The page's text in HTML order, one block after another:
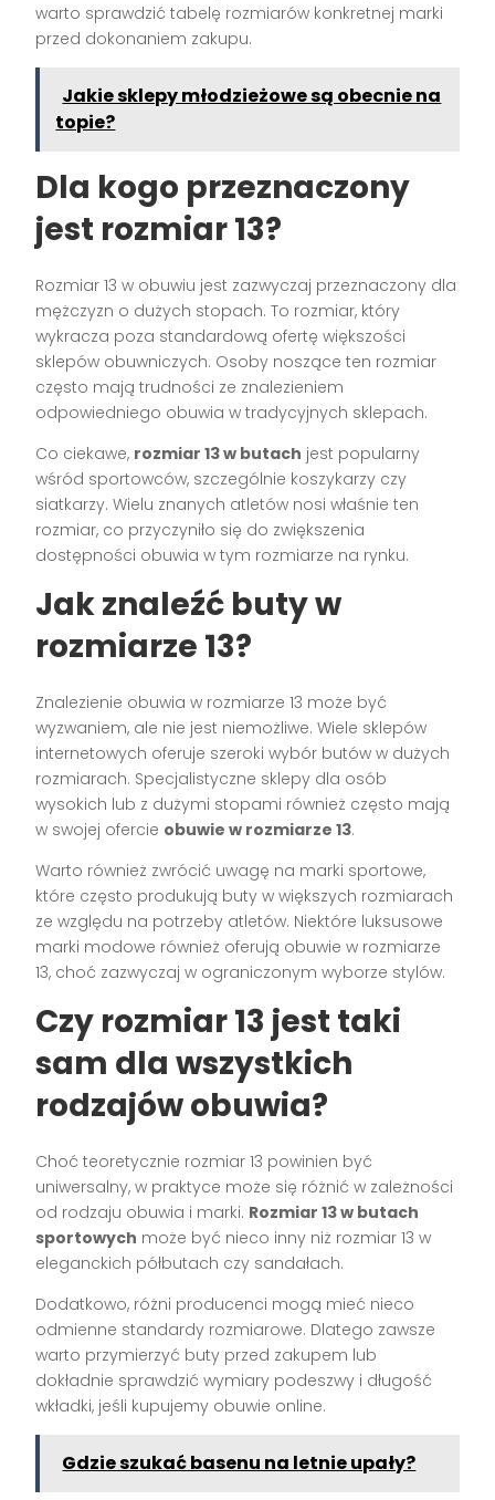
warto sprawdzić tabelę rozmiarów konkretnej marki
przed dokonaniem zakupu.
Jakie sklepy młodzieżowe są obecnie na
topie?
Dla kogo przeznaczony
jest rozmiar 13?
Rozmiar 13 w obuwiu jest zazwyczaj przeznaczony dla
mężczyzn o dużych stopach. To rozmiar, który
wykracza poza standardową ofertę większości
sklepów obuwniczych. Osoby noszące ten rozmiar
często mają trudności ze znalezieniem
odpowiedniego obuwia w tradycyjnych sklepach.
Co ciekawe, rozmiar 13 w butach jest popularny
wśród sportowców, szczególnie koszykarzy czy
siatkarzy. Wielu znanych atletów nosi właśnie ten
rozmiar, co przyczyniło się do zwiększenia
dostępności obuwia w tym rozmiarze na rynku.
Jak znaleźć buty w
rozmiarze 13?
Znalezienie obuwia w rozmiarze 13 może być
wyzwaniem, ale nie jest niemożliwe. Wiele sklepów
internetowych oferuje szeroki wybór butów w dużych
rozmiarach. Specjalistyczne sklepy dla osób
wysokich lub z dużymi stopami również często mają
w swojej ofercie obuwie w rozmiarze 13.
Warto również zwrócić uwagę na marki sportowe,
które często produkują buty w większych rozmiarach
ze względu na potrzeby atletów. Niektóre luksusowe
marki modowe również oferują obuwie w rozmiarze
13, choć zazwyczaj w ograniczonym wyborze stylów.
Czy rozmiar 13 jest taki
sam dla wszystkich
rodzajów obuwia?
Choć teoretycznie rozmiar 13 powinien być
uniwersalny, w praktyce może się różnić w zależności
od rodzaju obuwia i marki. Rozmiar 13 w butach
sportowych może być nieco inny niż rozmiar 13 w
eleganckich półbutach czy sandałach.
Dodatkowo, różni producenci mogą mieć nieco
odmienne standardy rozmiarowe. Dlatego zawsze
warto przymierzyć buty przed zakupem lub
dokładnie sprawdzić wymiary podeszwy i długość
wkładki, jeśli kupujemy obuwie online.
Gdzie szukać basenu na letnie upały?